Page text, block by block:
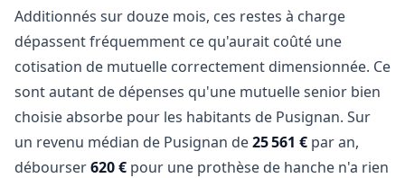
Additionnés sur douze mois, ces restes à charge
dépassent fréquemment ce qu'aurait coûté une
cotisation de mutuelle correctement dimensionnée. Ce
sont autant de dépenses qu'une mutuelle senior bien
choisie absorbe pour les habitants de Pusignan. Sur
un revenu médian de Pusignan de25 561 € par an,
débourser620 € pour une prothèse de hanche n'a rien